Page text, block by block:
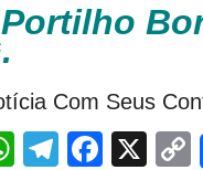
Com Seus
WhatsApp
Telegram
X